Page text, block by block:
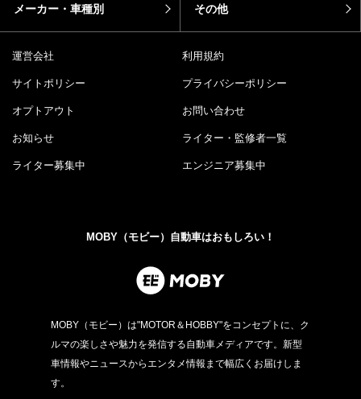
メーカー・車種別 その他
運営会社 利用規約
サイトポリシー プライバシーポリシー
オプトアウト お問い合わせ
お知らせ ライター・監修者一覧
ライター募集中 エンジニア募集中
MOBY（モビー）自動車はおもしろい！
MOBY（モビー）は"MOTOR＆HOBBY"をコンセプトに、ク
ルマの楽しさや魅力を発信する自動車メディアです。新型
車情報やニュースからエンタメ情報まで幅広くお届けしま
す。